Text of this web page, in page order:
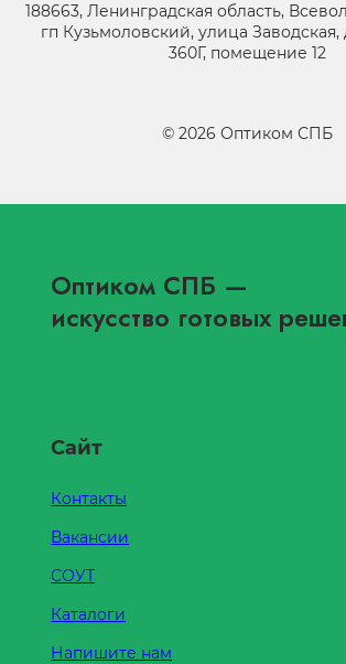
188663, Ленинградская область,
гп Кузьмоловский, улица Заводская,
360Г, помещение 12
© 2026 Оптиком СПБ
Оптиком СПБ —
искусство готовых
Сайт
Контакты
Вакансии
СОУТ
Каталоги
Напишите нам